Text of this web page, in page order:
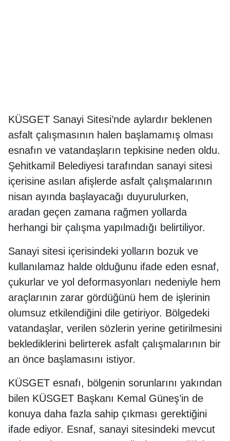
KÜSGET Sanayi Sitesi’nde aylardır beklenen
asfalt çalışmasının halen başlamamış olması
esnafın ve vatandaşların tepkisine neden oldu.
Şehitkamil Belediyesi tarafından sanayi sitesi
içerisine asılan afişlerde asfalt çalışmalarının
nisan ayında başlayacağı duyurulurken,
aradan geçen zamana rağmen yollarda
herhangi bir çalışma yapılmadığı belirtiliyor.
Sanayi sitesi içerisindeki yolların bozuk ve
kullanılamaz halde olduğunu ifade eden esnaf,
çukurlar ve yol deformasyonları nedeniyle hem
araçlarının zarar gördüğünü hem de işlerinin
olumsuz etkilendiğini dile getiriyor. Bölgedeki
vatandaşlar, verilen sözlerin yerine getirilmesini
beklediklerini belirterek asfalt çalışmalarının bir
an önce başlamasını istiyor.
KÜSGET esnafı, bölgenin sorunlarını yakından
bilen KÜSGET Başkanı Kemal Güneş’in de
konuya daha fazla sahip çıkması gerektiğini
ifade ediyor. Esnaf, sanayi sitesindeki mevcut